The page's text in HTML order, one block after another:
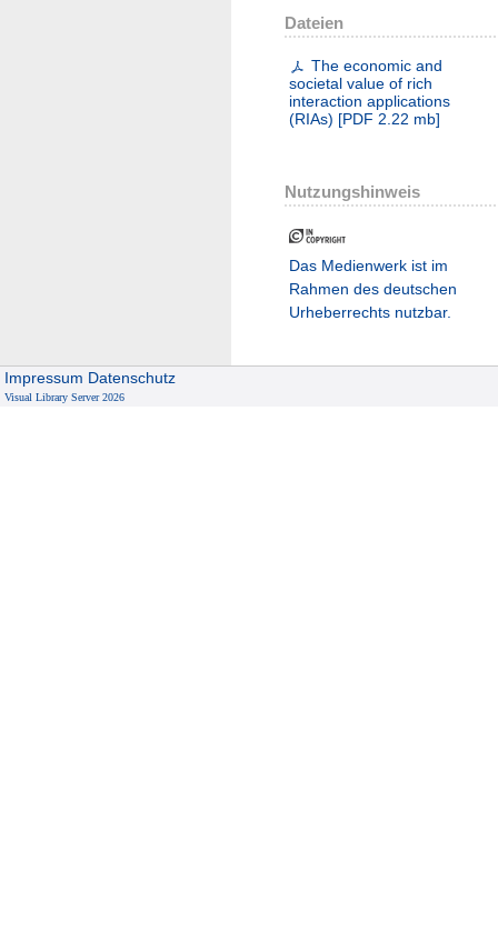
Dateien
The economic and
societal value of rich
interaction applications
(RIAs) [PDF 2.22 mb]
Nutzungshinweis
Das Medienwerk ist im
Rahmen des deutschen
Urheberrechts nutzbar.
Impressum Datenschutz
Visual Library Server 2026